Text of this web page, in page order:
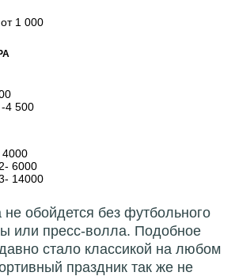
1 000
-4 500
6000
14000
обойдется без футбольного
или пресс-волла. Подобное
стало классикой на любом
праздник так же не